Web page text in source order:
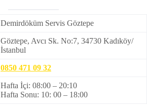
Demirdöküm Servis Göztepe
Göztepe, Avcı Sk. No:7, 34730 Kadıköy/
İstanbul
0850 471 09 32
Hafta İçi: 08:00 – 20:10
Hafta Sonu: 10: 00 – 18:00